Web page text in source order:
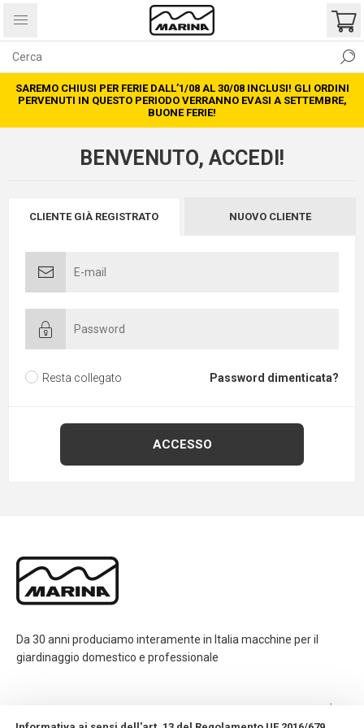
SAREMO CHIUSI PER FERIE DALL’1/08 AL 30/08 INCLUSI! GLI ORDINI
PERVENUTI IN QUESTO PERIODO VERRANNO EVASI A SETTEMBRE,
BUONE FERIE!
BENVENUTO, ACCEDI!
CLIENTE GIÀ REGISTRATO NUOVO CLIENTE
Resta collegato Password dimenticata?
Da 30 anni produciamo interamente in Italia macchine per il
giardinaggio domestico e professionale